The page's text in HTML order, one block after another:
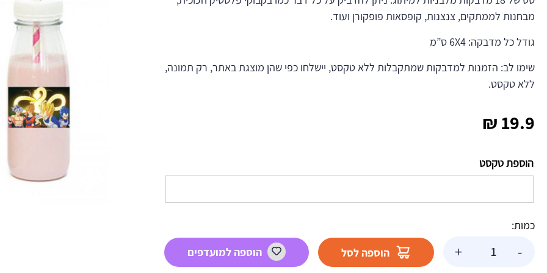
מבחנות לממתקים, צנצנות, קופסאות פופקורן ועוד.
גודל כל מדבקה: 6X4 ס”מ
שימו לב: הזמנות למדבקות שמתקבלות ללא טקסט, יישלחו כפי שהן מוצגת באתר, רק תמונה,
ללא טקסט.
19.9
₪
הוספת טקסט
כמות:
-
של
+ הוספה לסל הוספה למועדפים